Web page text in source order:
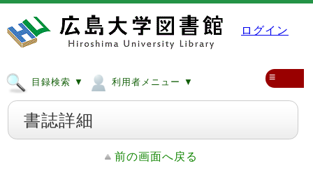
ログイン
目録検索 ▼ 利用者メニュー ▼ ≡
書誌詳細
前の画面へ戻る